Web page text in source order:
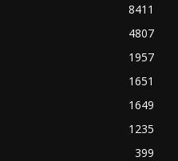
8411
4807
1957
1651
1649
1235
399